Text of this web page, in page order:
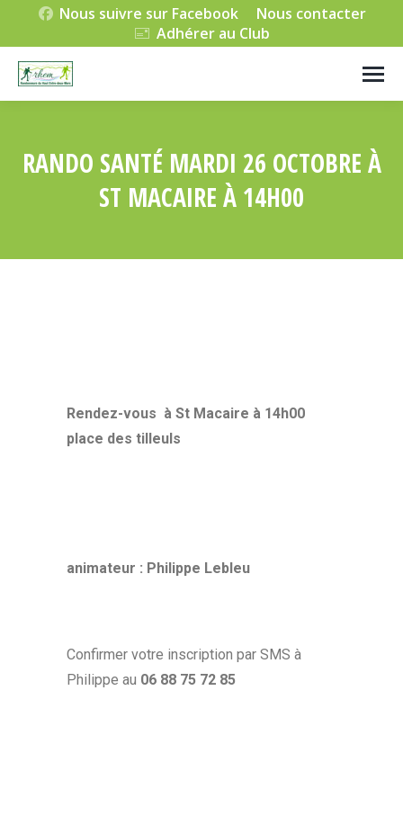
Nous suivre sur Facebook
Nous contacter
Adhérer au Club
RANDO SANTÉ MARDI 26 OCTOBRE À
ST MACAIRE À 14H00
Rendez-vous à St Macaire à 14h00
place des tilleuls
animateur : Philippe Lebleu
Confirmer votre inscription par SMS à
Philippe au 06 88 75 72 85